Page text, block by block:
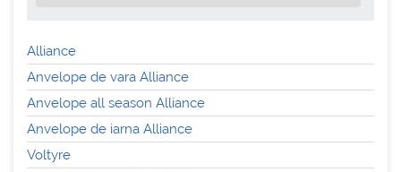
Alliance
Anvelope de vara Alliance
Anvelope all season Alliance
Anvelope de iarna Alliance
Voltyre